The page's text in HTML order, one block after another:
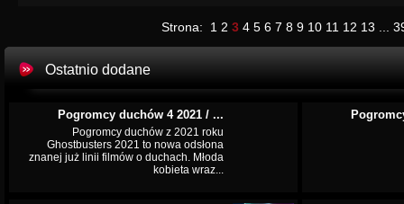
Strona: 1 2 3 4 5 6 7 8 9 10 11 12 13
Ostatnio dodane
Pogromcy duchów 4 2021 / ...
Pogromcy duchów z 2021 roku
Ghostbusters 2021 to nowa odsłona
znanej już linii filmów o duchach. Młoda
kobieta wraz...